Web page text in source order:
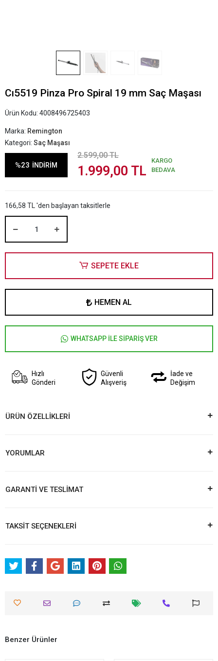
Cı5519 Pinza Pro Spiral 19 mm Saç Maşası
Ürün Kodu: 4008496725403
Marka: Remington
Kategori: Saç Maşası
%23 İNDİRİM
2.599,00 TL
1.999,00 TL
KARGO
BEDAVA
166,58 TL 'den başlayan taksitlerle
SEPETE EKLE
HEMEN AL
WHATSAPP İLE SİPARİŞ VER
Hızlı
Gönderi
Güvenli
Alışveriş
İade ve
Değişim
ÜRÜN ÖZELLİKLERİ
YORUMLAR
GARANTİ VE TESLİMAT
TAKSİT SEÇENEKLERİ
Benzer Ürünler